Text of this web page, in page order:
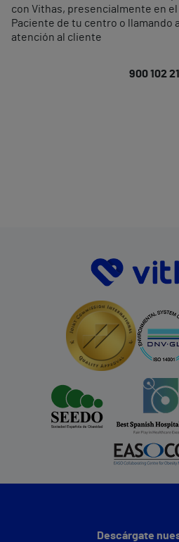
con Vithas, presencialmente en
Paciente de tu centro o llamando
atención al cliente
900 102
Descárgate